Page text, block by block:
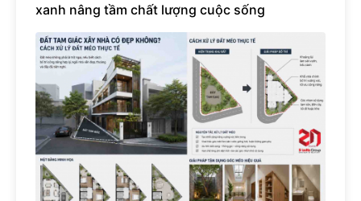
xanh nâng tầm chất lượng cuộc sống